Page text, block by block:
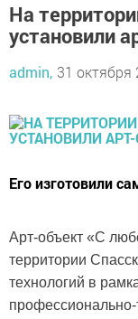
На
установили
admin, 31 октября
Его изготовили
Арт-объект «С
территории
технологий в
профессионально-